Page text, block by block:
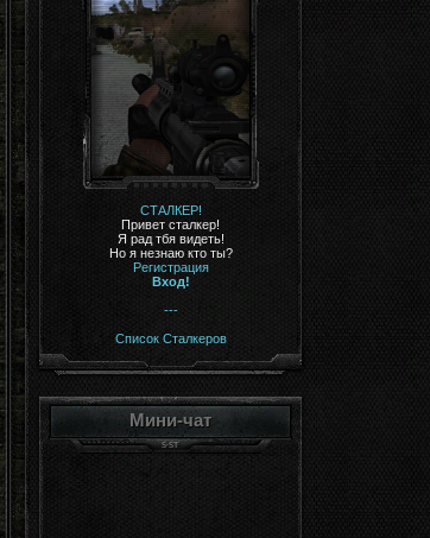
СТАЛКЕР!
Привет сталкер!
Я рад тбя видеть!
Но я незнаю кто ты?
Регистрация
Вход!
---
Список Сталкеров
Мини-чат